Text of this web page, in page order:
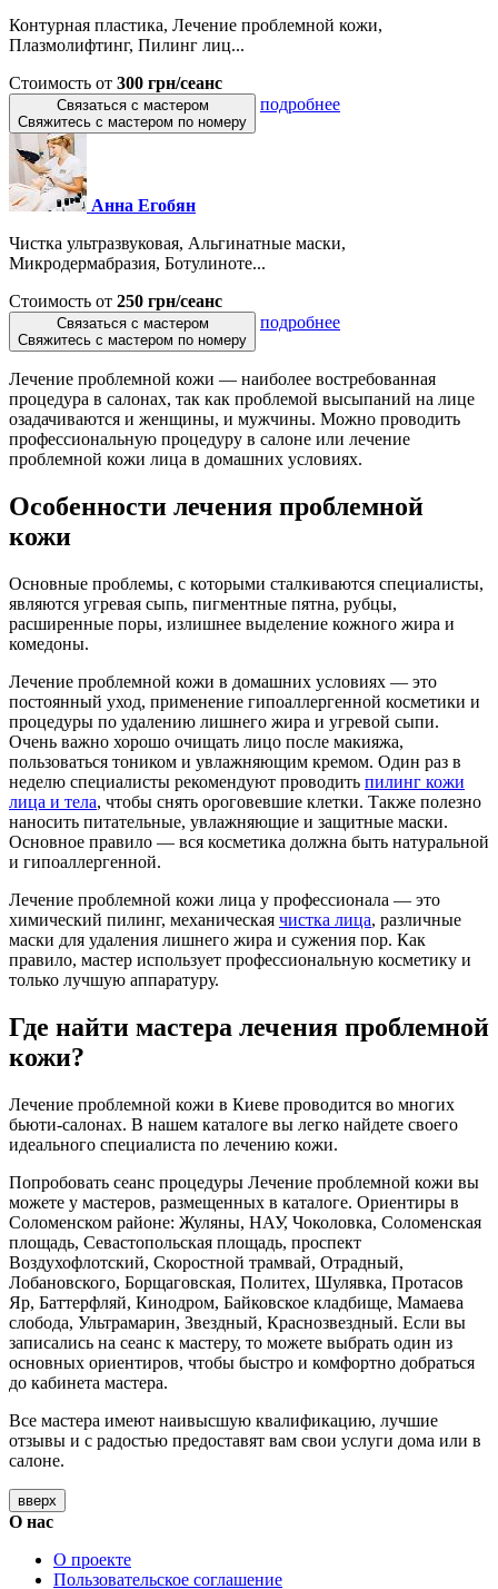
Контурная пластика, Лечение проблемной кожи,
Плазмолифтинг, Пилинг лиц...
Стоимость от 300 грн/сеанс
Связаться с мастером
Свяжитесь с мастером по номеру
подробнее
Анна Егобян
Чистка ультразвуковая, Альгинатные маски,
Микродермабразия, Ботулиноте...
Стоимость от 250 грн/сеанс
Связаться с мастером
Свяжитесь с мастером по номеру
подробнее
Лечение проблемной кожи — наиболее востребованная
процедура в салонах, так как проблемой высыпаний на лице
озадачиваются и женщины, и мужчины. Можно проводить
профессиональную процедуру в салоне или лечение
проблемной кожи лица в домашних условиях.
Особенности лечения проблемной
кожи
Основные проблемы, с которыми сталкиваются специалисты,
являются угревая сыпь, пигментные пятна, рубцы,
расширенные поры, излишнее выделение кожного жира и
комедоны.
Лечение проблемной кожи в домашних условиях — это
постоянный уход, применение гипоаллергенной косметики и
процедуры по удалению лишнего жира и угревой сыпи.
Очень важно хорошо очищать лицо после макияжа,
пользоваться тоником и увлажняющим кремом. Один раз в
неделю специалисты рекомендуют проводить пилинг кожи
лица и тела, чтобы снять ороговевшие клетки. Также полезно
наносить питательные, увлажняющие и защитные маски.
Основное правило — вся косметика должна быть натуральной
и гипоаллергенной.
Лечение проблемной кожи лица у профессионала — это
химический пилинг, механическая чистка лица, различные
маски для удаления лишнего жира и сужения пор. Как
правило, мастер использует профессиональную косметику и
только лучшую аппаратуру.
Где найти мастера лечения проблемной
кожи?
Лечение проблемной кожи в Киеве проводится во многих
бьюти-салонах. В нашем каталоге вы легко найдете своего
идеального специалиста по лечению кожи.
Попробовать сеанс процедуры Лечение проблемной кожи вы
можете у мастеров, размещенных в каталоге. Ориентиры в
Соломенском районе: Жуляны, НАУ, Чоколовка, Соломенская
площадь, Севастопольская площадь, проспект
Воздухофлотский, Скоростной трамвай, Отрадный,
Лобановского, Борщаговская, Политех, Шулявка, Протасов
Яр, Баттерфляй, Кинодром, Байковское кладбище, Мамаева
слобода, Ультрамарин, Звездный, Краснозвездный. Если вы
записались на сеанс к мастеру, то можете выбрать один из
основных ориентиров, чтобы быстро и комфортно добраться
до кабинета мастера.
Все мастера имеют наивысшую квалификацию, лучшие
отзывы и с радостью предоставят вам свои услуги дома или в
салоне.
вверх
О нас
О проекте
Пользовательское соглашение